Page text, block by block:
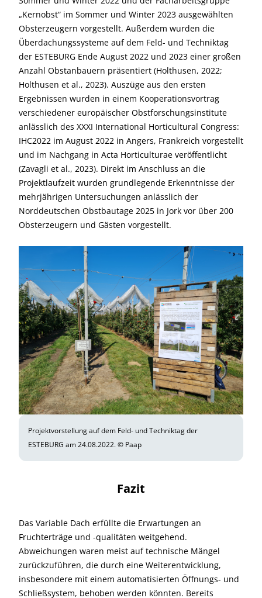
„Kernobst“ im Sommer und Winter 2023 ausgewählten
Obsterzeugern vorgestellt. Außerdem wurden die
Überdachungssysteme auf dem Feld- und Techniktag
der ESTEBURG Ende August 2022 und 2023 einer großen
Anzahl Obstanbauern präsentiert (Holthusen, 2022;
Holthusen et al., 2023). Auszüge aus den ersten
Ergebnissen wurden in einem Kooperationsvortrag
verschiedener europäischer Obstforschungsinstitute
anlässlich des XXXI International Horticultural Congress:
IHC2022 im August 2022 in Angers, Frankreich vorgestellt
und im Nachgang in Acta Horticulturae veröffentlicht
(Zavagli et al., 2023). Direkt im Anschluss an die
Projektlaufzeit wurden grundlegende Erkenntnisse der
mehrjährigen Untersuchungen anlässlich der
Norddeutschen Obstbautage 2025 in Jork vor über 200
Obsterzeugern und Gästen vorgestellt.
Projektvorstellung auf dem Feld- und Techniktag der
ESTEBURG am 24.08.2022. © Paap
Fazit
Das Variable Dach erfüllte die Erwartungen an
Fruchterträge und -qualitäten weitgehend.
Abweichungen waren meist auf technische Mängel
zurückzuführen, die durch eine Weiterentwicklung,
insbesondere mit einem automatisierten Öffnungs- und
Schließsystem, behoben werden könnten. Bereits